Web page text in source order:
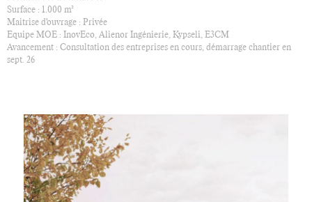
Surface : 1.000 m²
Maitrise d'ouvrage : Privée
Equipe MOE : InovEco, Alienor Ingénierie, Kypseli, E3CM
Avancement : Consultation des entreprises en cours, démarrage chantier en
sept. 26